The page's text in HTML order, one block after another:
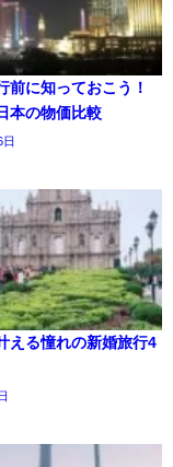
前に知っておこう！
本の物価比較
える憧れの新婚旅行4